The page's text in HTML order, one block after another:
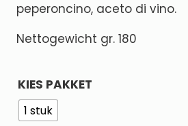
peperoncino, aceto di vino.
Nettogewicht gr. 180
KIES PAKKET
1 stuk